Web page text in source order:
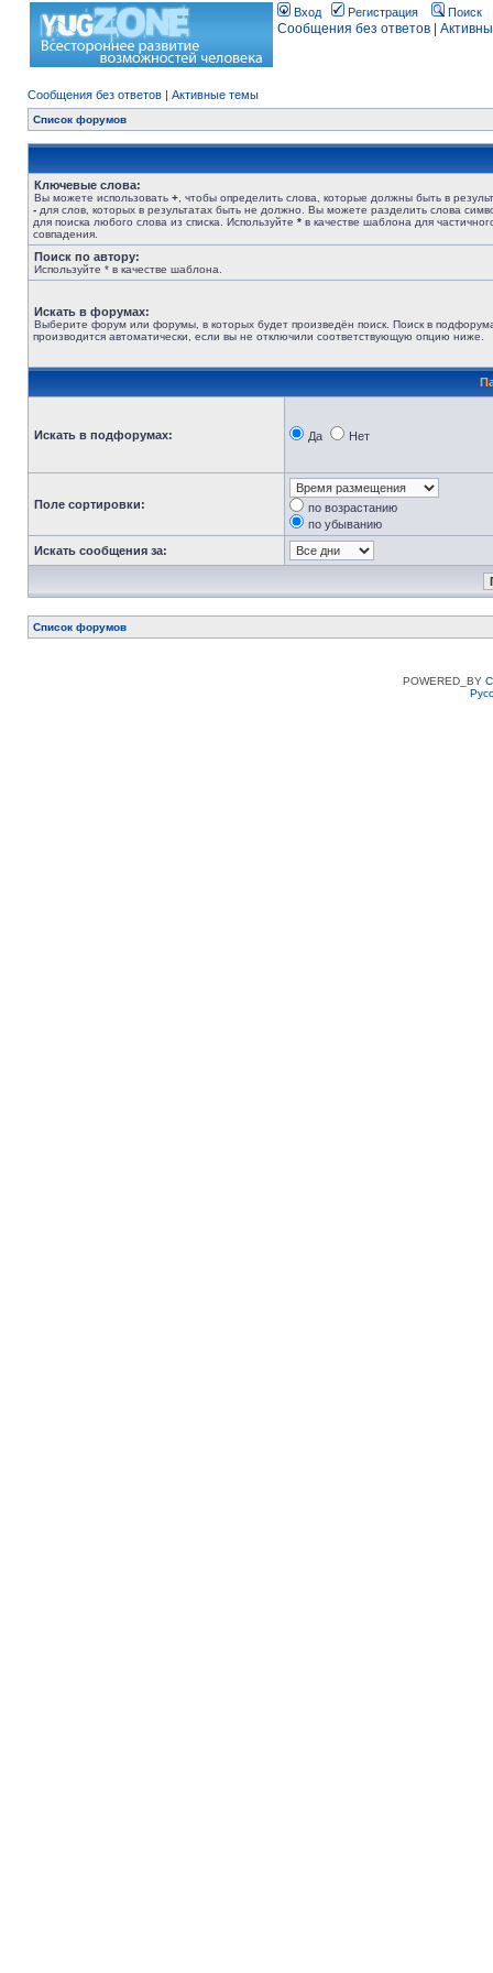
Вход Регистрация Поиск
Сообщения без ответов
Сообщения без ответов | Активные темы
Список форумов
Ключевые слова:
Вы можете использовать + , чтобы определить слова, которые должны быть в
- для слов, которых в результатах быть не должно. Вы можете разделить слова
для поиска любого слова из списка. Используйте * в качестве шаблона для
совпадения.
Поиск по автору:
Используйте * в качестве шаблона.
Искать в форумах:
Выберите форум или форумы, в которых будет произведён поиск. Поиск в
производится автоматически, если вы не отключили соответствующую опцию ниже.
Искать в подфорумах: Да Нет
Поле сортировки:
по возрастанию
по убыванию
Искать сообщения за:
Список форумов
POWERED_BY